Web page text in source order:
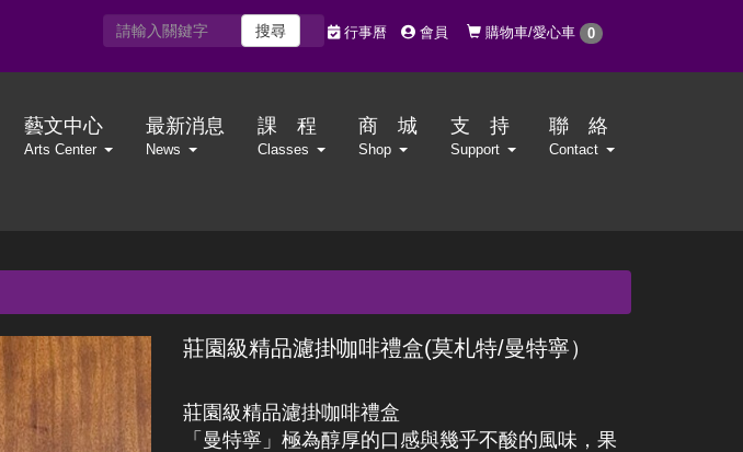
購物車/愛心車 0
行事曆 會員
搜尋
藝文中心
Arts Center
最新消息
News
課 程
Classes
商 城
Shop
支 持
Support
聯 絡
Contact
莊園級精品濾掛咖啡禮盒(莫札特/曼特寧）
莊園級精品濾掛咖啡禮盒
「曼特寧」極為醇厚的口感與幾乎不酸的風味，果